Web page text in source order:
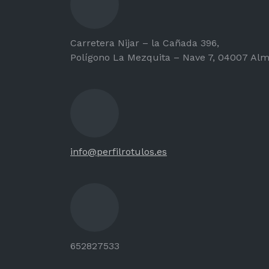
Carretera Nijar – la Cañada 396,
Polígono La Mezquita – Nave 7, 04007
info@perfilrotulos.es
652827533